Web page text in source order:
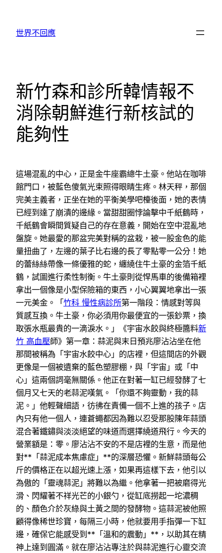
世界不回應
新竹森和診所韓情報不
消除朝鮮進行新核試的
能夠性
這場混亂的中心，正是金牛座霸總牛土豪。他站在咖啡
館門口，被藍色傻氣光束照得眼睛生疼。林天秤，那個
完美主義者，正坐在她的平衡美學吧檯後面，她的表情
已經到達了崩潰的邊緣。當甜甜圈悖論擊中千紙鶴時，
千紙鶴會瞬間質疑自己的存在意義，開始在空中混亂地
盤旋。她最愛的那盆完美對稱的盆栽，被一股金色的能
量扭曲了，左邊的葉子比右邊的長了零點零一公分！她
的蕾絲絲帶像一條優雅的蛇，纏繞住牛土豪的金箔千紙
鶴，試圖進行柔性制衡。牛土豪則從悍馬車的後備箱裡
拿出一個像是小型保險箱的東西，小心翼翼地拿出一張
一元美金。「竹科 慢性病診所第一階段：情感對等與
質感互換。牛土豪，你必須用你最便宜的一張鈔票，換
取張水瓶最貴的一滴淚水。」《宇宙水餃與終極醬料新
竹 高血壓師》第一章：蒜泥與末日預兆廖沾沾坐在他
那間被稱為「宇宙水餃中心」的店裡，但這間店的外觀
更像是一個被遺棄的藍色塑膠棚，與「宇宙」或「中
心」這兩個詞毫無關係。他正在對著一缸已經發酵了七
個月又七天的老蒜泥嘆氣。「你還不夠靈動，我的蒜
泥。」他輕聲細語，彷彿在責備一個不上進的孩子。店
內只有他一個人，連蒼蠅都因為難以忍受那股陳年蒜頭
混合著鐵鏽與淡淡絕望的味道而選擇繞道飛行。今天的
營業額是：零。廖沾沾不安的不是店裡的生意，而是他
對**「蒜泥成本焦慮症」**的深層恐懼。新鮮蒜頭每公
斤的價格正在以超光速上漲，如果再這樣下去，他引以
為傲的「靈魂蒜泥」將難以為繼。他拿著一把被磨得光
滑、閃耀著不祥光芒的小銀勺，從缸底撈起一坨濃稠
的、顏色介於灰綠與土黃之間的發酵物。這蒜泥被他照
顧得像稀世珍寶，每隔三小時，他就要用手指彈一下缸
邊，確保它能感受到**「溫和的震動」**，以助其在精
神上達到圓滿。就在廖沾沾專注於與蒜泥進行心靈交流